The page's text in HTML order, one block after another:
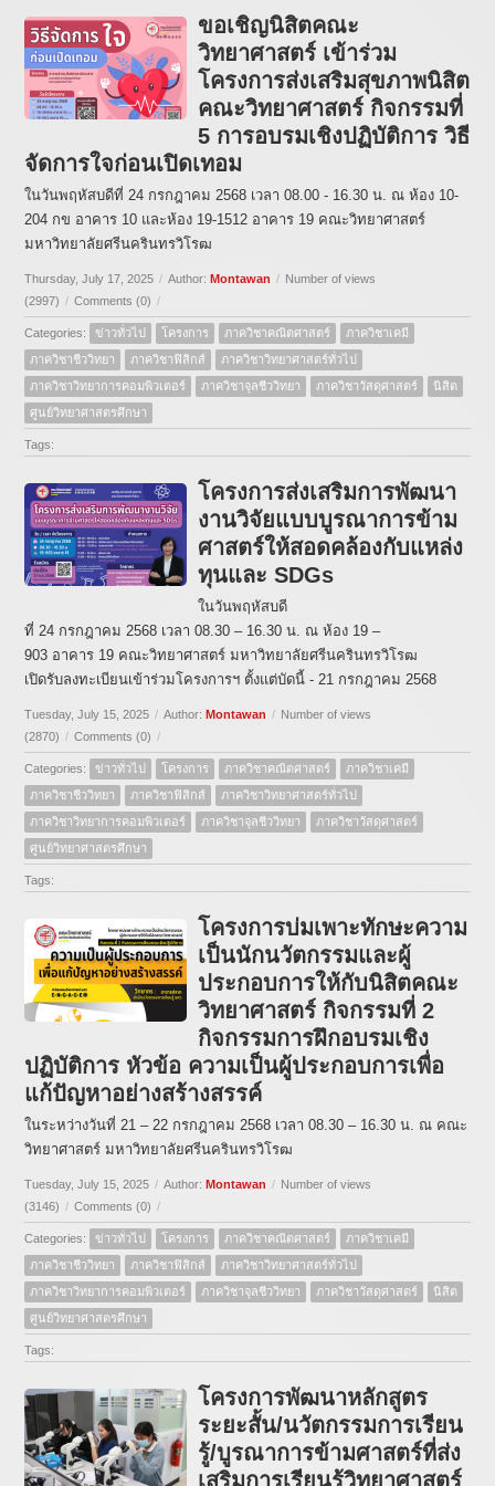
ขอเชิญนิสิตคณะ
วิทยาศาสตร์ เข้าร่วม
โครงการส่งเสริมสุขภาพนิสิต
คณะวิทยาศาสตร์ กิจกรรมที่
5 การอบรมเชิงปฏิบัติการ วิธี
จัดการใจก่อนเปิดเทอม
ในวันพฤหัสบดีที่ 24 กรกฎาคม 2568 เวลา 08.00 - 16.30 น. ณ ห้อง 10-
204 กข อาคาร 10 และห้อง 19-1512 อาคาร 19 คณะวิทยาศาสตร์
มหาวิทยาลัยศรีนครินทรวิโรฒ
Thursday, July 17, 2025 / Author:Montawan / Number of views
(2997) / Comments (0) /
Categories: ข่าวทั่วไป โครงการ ภาควิชาคณิตศาสตร์
ภาควิชาเคมี
ภาควิชาชีววิทยา
ภาควิชาฟิสิกส์
ภาควิชาวิทยาศาสตร์ทั่วไป
ภาควิชาวิทยาการคอมพิวเตอร์
ภาควิชาจุลชีววิทยา ภาควิชาวัสดุศาสตร์
นิสิต
ศูนย์วิทยาศาสตรศึกษา
Tags:
โครงการส่งเสริมการพัฒนา
งานวิจัยแบบบูรณาการข้าม
ศาสตร์ให้สอดคล้องกับแหล่ง
ทุนและ SDGs
ในวันพฤหัสบดี
ที่ 24 กรกฎาคม 2568 เวลา 08.30 – 16.30 น. ณ ห้อง 19 –
903 อาคาร 19 คณะวิทยาศาสตร์ มหาวิทยาลัยศรีนครินทรวิโรฒ
เปิดรับลงทะเบียนเข้าร่วมโครงการฯ ตั้งแต่บัดนี้ - 21 กรกฎาคม 2568
Tuesday, July 15, 2025 / Author:Montawan / Number of views
(2870) / Comments (0) /
Categories: ข่าวทั่วไป โครงการ ภาควิชาคณิตศาสตร์
ภาควิชาเคมี
ภาควิชาชีววิทยา
ภาควิชาฟิสิกส์
ภาควิชาวิทยาศาสตร์ทั่วไป
ภาควิชาวิทยาการคอมพิวเตอร์
ภาควิชาจุลชีววิทยา
ภาควิชาวัสดุศาสตร์
ศูนย์วิทยาศาสตรศึกษา
Tags:
โครงการบ่มเพาะทักษะความ
เป็นนักนวัตกรรมและผู้
ประกอบการให้กับนิสิตคณะ
วิทยาศาสตร์ กิจกรรมที่ 2
กิจกรรมการฝึกอบรมเชิง
ปฏิบัติการ หัวข้อ ความเป็นผู้ประกอบการเพื่อ
แก้ปัญหาอย่างสร้างสรรค์
ในระหว่างวันที่ 21 – 22 กรกฎาคม 2568 เวลา 08.30 – 16.30 น. ณ คณะ
วิทยาศาสตร์ มหาวิทยาลัยศรีนครินทรวิโรฒ
Tuesday, July 15, 2025 / Author:Montawan / Number of views
(3146) / Comments (0) /
Categories: ข่าวทั่วไป โครงการ ภาควิชาคณิตศาสตร์
ภาควิชาเคมี
ภาควิชาชีววิทยา
ภาควิชาฟิสิกส์
ภาควิชาวิทยาศาสตร์ทั่วไป
ภาควิชาวิทยาการคอมพิวเตอร์
ภาควิชาจุลชีววิทยา ภาควิชาวัสดุศาสตร์
นิสิต
ศูนย์วิทยาศาสตรศึกษา
Tags:
โครงการพัฒนาหลักสูตร
ระยะสั้น/นวัตกรรมการเรียน
รู้/บูรณาการข้ามศาสตร์ที่ส่ง
เสริมการเรียนรู้วิทยาศาสตร์